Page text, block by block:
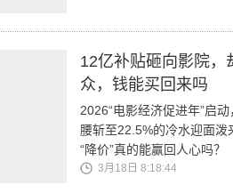
12亿补贴砸向影院，
众，钱能买回来吗
2026“电影经济促进年”启
腰斩至22.5%的冷水迎面泼
“降价”真的能赢回人心吗？
3月18日 8:18:44